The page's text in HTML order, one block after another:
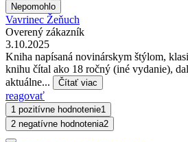
Nepomohlo
Vavrinec Žeňuch
Overený zákazník
3.10.2025
Kniha napísaná novinárskym štýlom,
knihu čítal ako 18 ročný (iné vydanie),
aktuálne...
Čítať viac
reagovať
1 pozitívne hodnotenie1
2 negatívne hodnotenia2